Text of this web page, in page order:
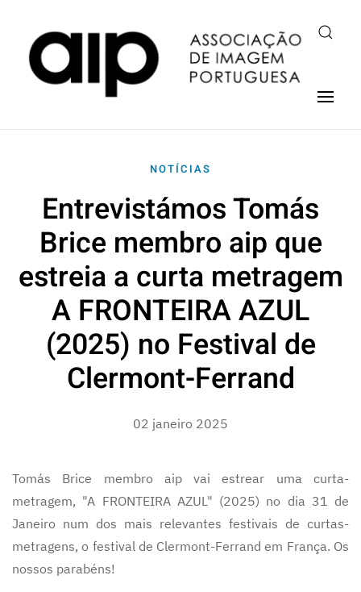
NOTÍCIAS
Entrevistámos Tomás
Brice membro aip que
estreia a curta metragem
A FRONTEIRA AZUL
(2025) no Festival de
Clermont-Ferrand
02 janeiro 2025
Tomás Brice membro aip vai estrear uma curta-
metragem, "A FRONTEIRA AZUL" (2025) no dia 31 de
Janeiro num dos mais relevantes festivais de curtas-
metragens, o festival de Clermont-Ferrand em França. Os
nossos parabéns!